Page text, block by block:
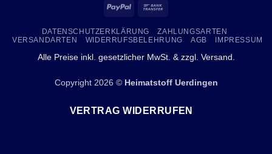
PayPal
DATENSCHUTZERKLÄRUNG
ZAHLUNGSARTEN
VERSANDARTEN
WIDERRUFSBELEHRUNG AGB IMPRESSUM
Alle Preise inkl. gesetzlicher MwSt. & zzgl. Versand.
Copyright 2026 © Heimatstoff Uerdingen
VERTRAG WIDERRUFEN